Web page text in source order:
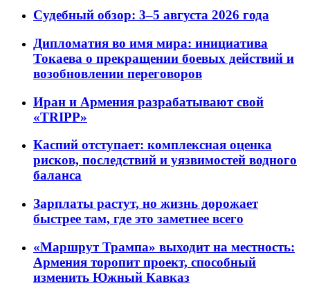
Судебный обзор: 3–5 августа 2026 года
Дипломатия во имя мира: инициатива
Токаева о прекращении боевых действий и
возобновлении переговоров
Иран и Армения разрабатывают свой
«TRIPP»
Каспий отступает: комплексная оценка
рисков, последствий и уязвимостей водного
баланса
Зарплаты растут, но жизнь дорожает
быстрее там, где это заметнее всего
«Маршрут Трампа» выходит на местность:
Армения торопит проект, способный
изменить Южный Кавказ